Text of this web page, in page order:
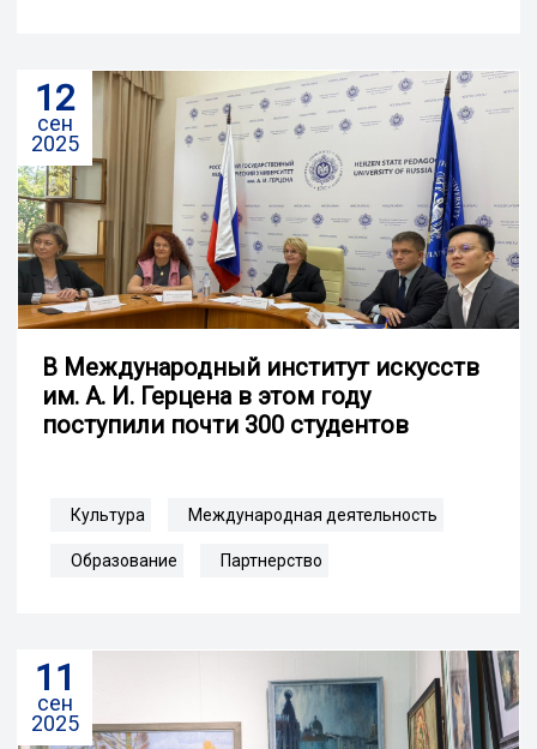
12
сен
2025
В Международный институт искусств
им. А. И. Герцена в этом году
поступили почти 300 студентов
Культура Международная деятельность
Образование Партнерство
11
сен
2025